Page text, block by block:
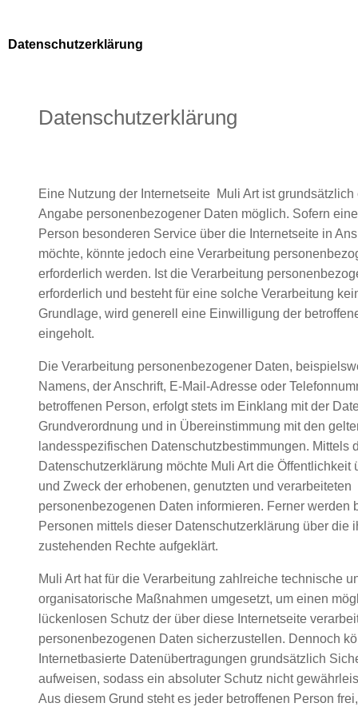
Datenschutzerklärung
Datenschutzerklärung
Eine Nutzung der Internetseite Muli Art ist grundsätzlich
Angabe personenbezogener Daten möglich. Sofern
Person besonderen Service über die Internetseite in
möchte, könnte jedoch eine Verarbeitung
erforderlich werden. Ist die Verarbeitung
erforderlich und besteht für eine solche Verarbeitung
Grundlage, wird generell eine Einwilligung der
eingeholt.
Die Verarbeitung personenbezogener Daten,
Namens, der Anschrift, E-Mail-Adresse oder
betroffenen Person, erfolgt stets im Einklang mit der
Grundverordnung und in Übereinstimmung mit den
landesspezifischen Datenschutzbestimmungen. Mittels
Datenschutzerklärung möchte Muli Art die Öffentlichkeit
und Zweck der erhobenen, genutzten und verarbeiteten
personenbezogenen Daten informieren. Ferner werden
Personen mittels dieser Datenschutzerklärung über die
zustehenden Rechte aufgeklärt.
Muli Art hat für die Verarbeitung zahlreiche technische
organisatorische Maßnahmen umgesetzt, um einen
lückenlosen Schutz der über diese Internetseite
personenbezogenen Daten sicherzustellen. Dennoch
Internetbasierte Datenübertragungen grundsätzlich
aufweisen, sodass ein absoluter Schutz nicht
Aus diesem Grund steht es jeder betroffenen Person frei,